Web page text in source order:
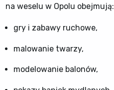
na weselu w Opolu obejmują:
gry i zabawy ruchowe,
malowanie twarzy,
modelowanie balonów,